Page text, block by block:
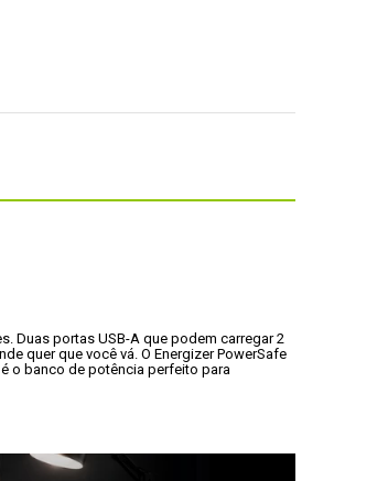
Duas portas USB-A que podem carregar 2
quer que você vá. O Energizer PowerSafe
o banco de potência perfeito para